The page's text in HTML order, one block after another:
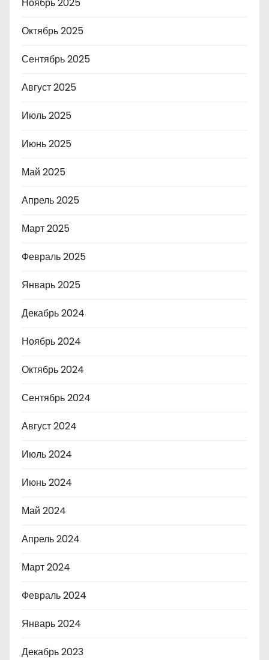
Октябрь 2025
Сентябрь 2025
Август 2025
Июль 2025
Июнь 2025
Май 2025
Апрель 2025
Март 2025
Февраль 2025
Январь 2025
Декабрь 2024
Ноябрь 2024
Октябрь 2024
Сентябрь 2024
Август 2024
Июль 2024
Июнь 2024
Май 2024
Апрель 2024
Март 2024
Февраль 2024
Январь 2024
Декабрь 2023